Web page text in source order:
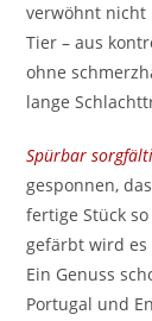
verwöhnt nicht
Tier – aus
ohne
lange
Spürbar
gesponnen,
fertige Stück
gefärbt wird
Ein Genuss
Portugal und